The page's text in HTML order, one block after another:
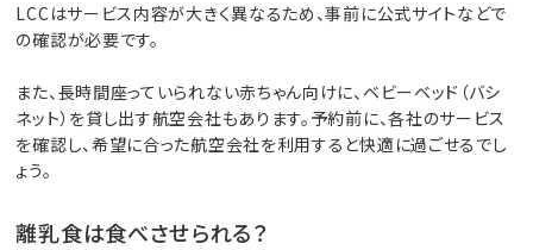
LCCはサービス内容が大きく異なるため、事前に公式サイトなどで
の確認が必要です。
また、長時間座っていられない赤ちゃん向けに、ベビーベッド（バシ
ネット）を貸し出す航空会社もあります。予約前に、各社のサービス
を確認し、希望に合った航空会社を利用すると快適に過ごせるでし
ょう。
離乳食は食べさせられる？